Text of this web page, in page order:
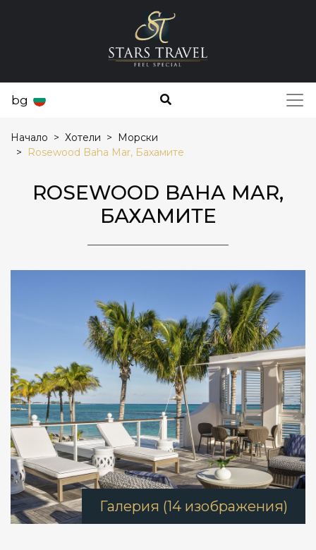
bg
Начало Хотели
Морски
Rosewood Baha Mar, Бахамите
ROSEWOOD BAHA MAR,
БАХАМИТЕ
Галерия (14 изображения)